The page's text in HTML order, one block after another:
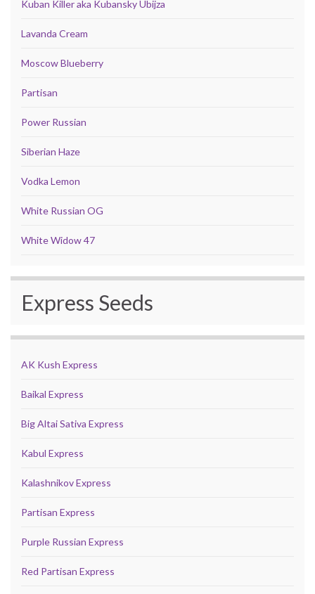
Kuban Killer aka Kubansky Ubijza
Lavanda Cream
Moscow Blueberry
Partisan
Power Russian
Siberian Haze
Vodka Lemon
White Russian OG
White Widow 47
Express Seeds
AK Kush Express
Baikal Express
Big Altai Sativa Express
Kabul Express
Kalashnikov Express
Partisan Express
Purple Russian Express
Red Partisan Express